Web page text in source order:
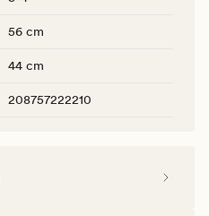
56 cm
44 cm
208757222210